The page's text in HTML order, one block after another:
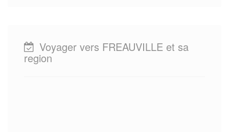
Voyager vers FREAUVILLE et sa
region